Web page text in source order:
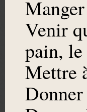
Venir
pain, le
Mettre